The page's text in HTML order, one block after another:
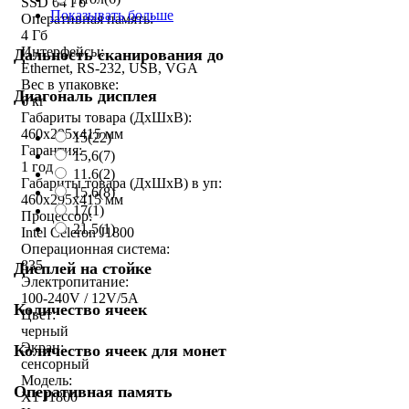
Показывать больше
Дальность сканирования до
Диагональ дисплея
15(22)
15,6(7)
11.6(2)
15.6(8)
17(1)
21.5(1)
Дисплей на стойке
Количество ячеек
Количество ячеек для монет
Оперативная память
Оперативная память:
4 Гб
Интерфейсы:
Ethernet, RS-232, USB, VGA
Вес в упаковке:
6 кг
Габариты товара (ДxШxВ):
460x295x415 мм
Гарантия:
1 год
Габариты товара (ДxШxВ) в уп:
460x295x415 мм
Процессор:
Intel Celeron J1800
Операционная система:
835
Электропитание:
100-240V / 12V/5A
Цвет:
черный
Экран:
сенсорный
Модель:
X1 J1800